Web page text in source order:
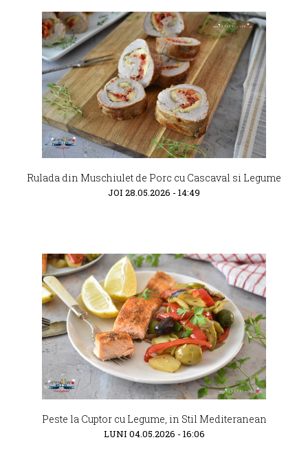
Rulada din Muschiulet de Porc cu Cascaval si Legume
JOI 28.05.2026 - 14:49
Peste la Cuptor cu Legume, in Stil Mediteranean
LUNI 04.05.2026 - 16:06